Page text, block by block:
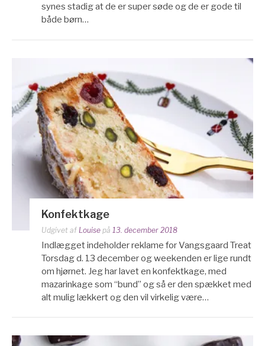
synes stadig at de er super søde og de er gode til
både børn…
Konfektkage
Udgivet af Louise på 13. december 2018
Indlægget indeholder reklame for Vangsgaard Treat
Torsdag d. 13 december og weekenden er lige rundt
om hjørnet. Jeg har lavet en konfektkage, med
mazarinkage som “bund” og så er den spækket med
alt mulig lækkert og den vil virkelig være…